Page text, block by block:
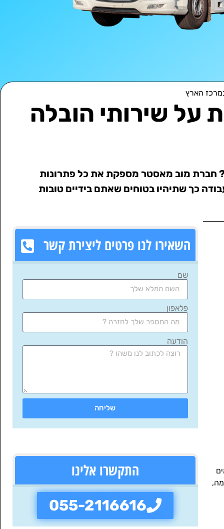
הארץ
על שירותי הובלה
חברת מוב מאסטר מספקת את כל פתרונות
כך שתיהיו בטוחים שאתם בידיים טובות
השאירו לנו פרטים ליצירת קשר
שם
פלאפון
הודעה
שליחה
התקשרו אלינו
055-2116616